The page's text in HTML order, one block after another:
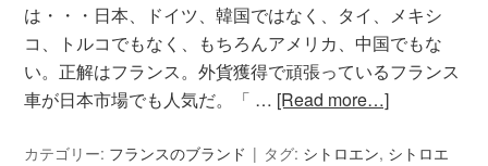
は・・・日本、ドイツ、韓国ではなく、タイ、メキシ
コ、トルコでもなく、もちろんアメリカ、中国でもな
い。正解はフランス。外貨獲得で頑張っているフランス
車が日本市場でも人気だ。「 … [Read more…]
カテゴリー: フランスのブランド タグ: シトロエン, シトロエ